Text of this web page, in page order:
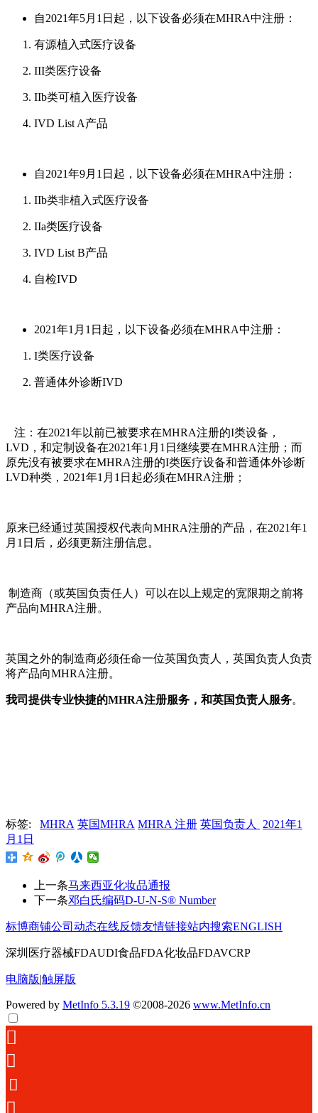
自2021年5月1日起，以下设备必须在MHRA中注册：
有源植入式医疗设备
III类医疗设备
IIb类可植入医疗设备
IVD List A产品
自2021年9月1日起，以下设备必须在MHRA中注册：
IIb类非植入式医疗设备
IIa类医疗设备
IVD List B产品
自检IVD
2021年1月1日起，以下设备必须在MHRA中注册：
I类医疗设备
普通体外诊断IVD
注：在2021年以前已被要求在MHRA注册的I类设备，
LVD，和定制设备在2021年1月1日继续要在MHRA注册；而
原先没有被要求在MHRA注册的I类医疗设备和普通体外诊断
LVD种类，2021年1月1日起必须在MHRA注册；
原来已经通过英国授权代表向MHRA注册的产品，在2021年1
月1日后，必须更新注册信息。
制造商（或英国负责任人）可以在以上规定的宽限期之前将
产品向MHRA注册。
英国之外的制造商必须任命一位英国负责人，英国负责人负责
将产品向MHRA注册。
我司提供专业快捷的MHRA注册服务，和英国负责人服务。
标签: MHRA 英国MHRA MHRA 注册 英国负责人
2021年1
月1日
上一条马来西亚化妆品通报
下一条邓白氏编码D-U-N-S® Number
标博商铺公司动态在线反馈友情链接站内搜索ENGLISH
深圳医疗器械FDAUDI食品FDA化妆品FDAVCRP
电脑版|触屏版
Powered by MetInfo 5.3.19 ©2008-2026 www.MetInfo.cn